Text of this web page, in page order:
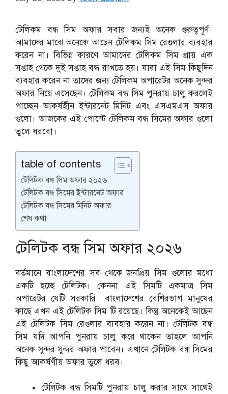
টেলিকম বন্ধ সিম অফার সবার জন্যই অনেক গুরুত্বপূর্ণ।
আমাদের মাঝে অনেকে আছেন টেলিকম সিম রেগুলার ব্যবহার
করেন না। বিভিন্ন কারণে আমাদের টেলিকম সিম প্রায় এক
সপ্তাহ থেকে দুই সপ্তাহ বন্ধ রাখতে হয়। যারা এই সিম কিছুদিন
ব্যবহার করেন না তাদের জন্য টেলিকম অপারেটর অনেক সুন্দর
অফার নিয়ে এসেছেন। টেলিকম বন্ধ সিম পুনরায় চালু করলেই
পাচ্ছেন আকর্ষহীন ইন্টারনেট মিনিট এবং এসএমএস অফার
গুলো। আজকের এই পোস্টে টেলিকম বন্ধ সিমের অফার গুলো
তুলে ধরবো।
table of contents
টেলিটক বন্ধ সিম অফার ২০২৬
টেলিটক বন্ধ সিমের ইন্টারনেট অফার
টেলিটক বন্ধ সিমের মিনিট অফার
শেষ কথা
টেলিটক বন্ধ সিম অফার ২০২৬
বর্তমানে বাংলাদেশের সব থেকে জনপ্রিয় সিম গুলোর মধ্যে
একটি হচ্ছে টেলিটক। কেননা এই সিমটি একমাত্র সিম
অপারেটর যেটি সরকারি। বাংলাদেশের বেশিরভাগ মানুষের
কাছে এখন এই টেলিটক সিম টি রয়েছে। কিন্তু অনেকেই আছেন
এই টেলিটক সিম রেগুলার ব্যবহার করেন না। টেলিটক বন্ধ
সিম যদি আপনি পুনরায় চালু করে থাকেন তাহলে আপনি
অনেক সুন্দর সুন্দর অফার পাবেন। এখানে টেলিটক বন্ধ সিমের
কিছু আকর্ষণীয় অফার তুলে ধরব।
টেলিটক বন্ধ সিমটি পুনরায় চালু করার সাথে সাথেই